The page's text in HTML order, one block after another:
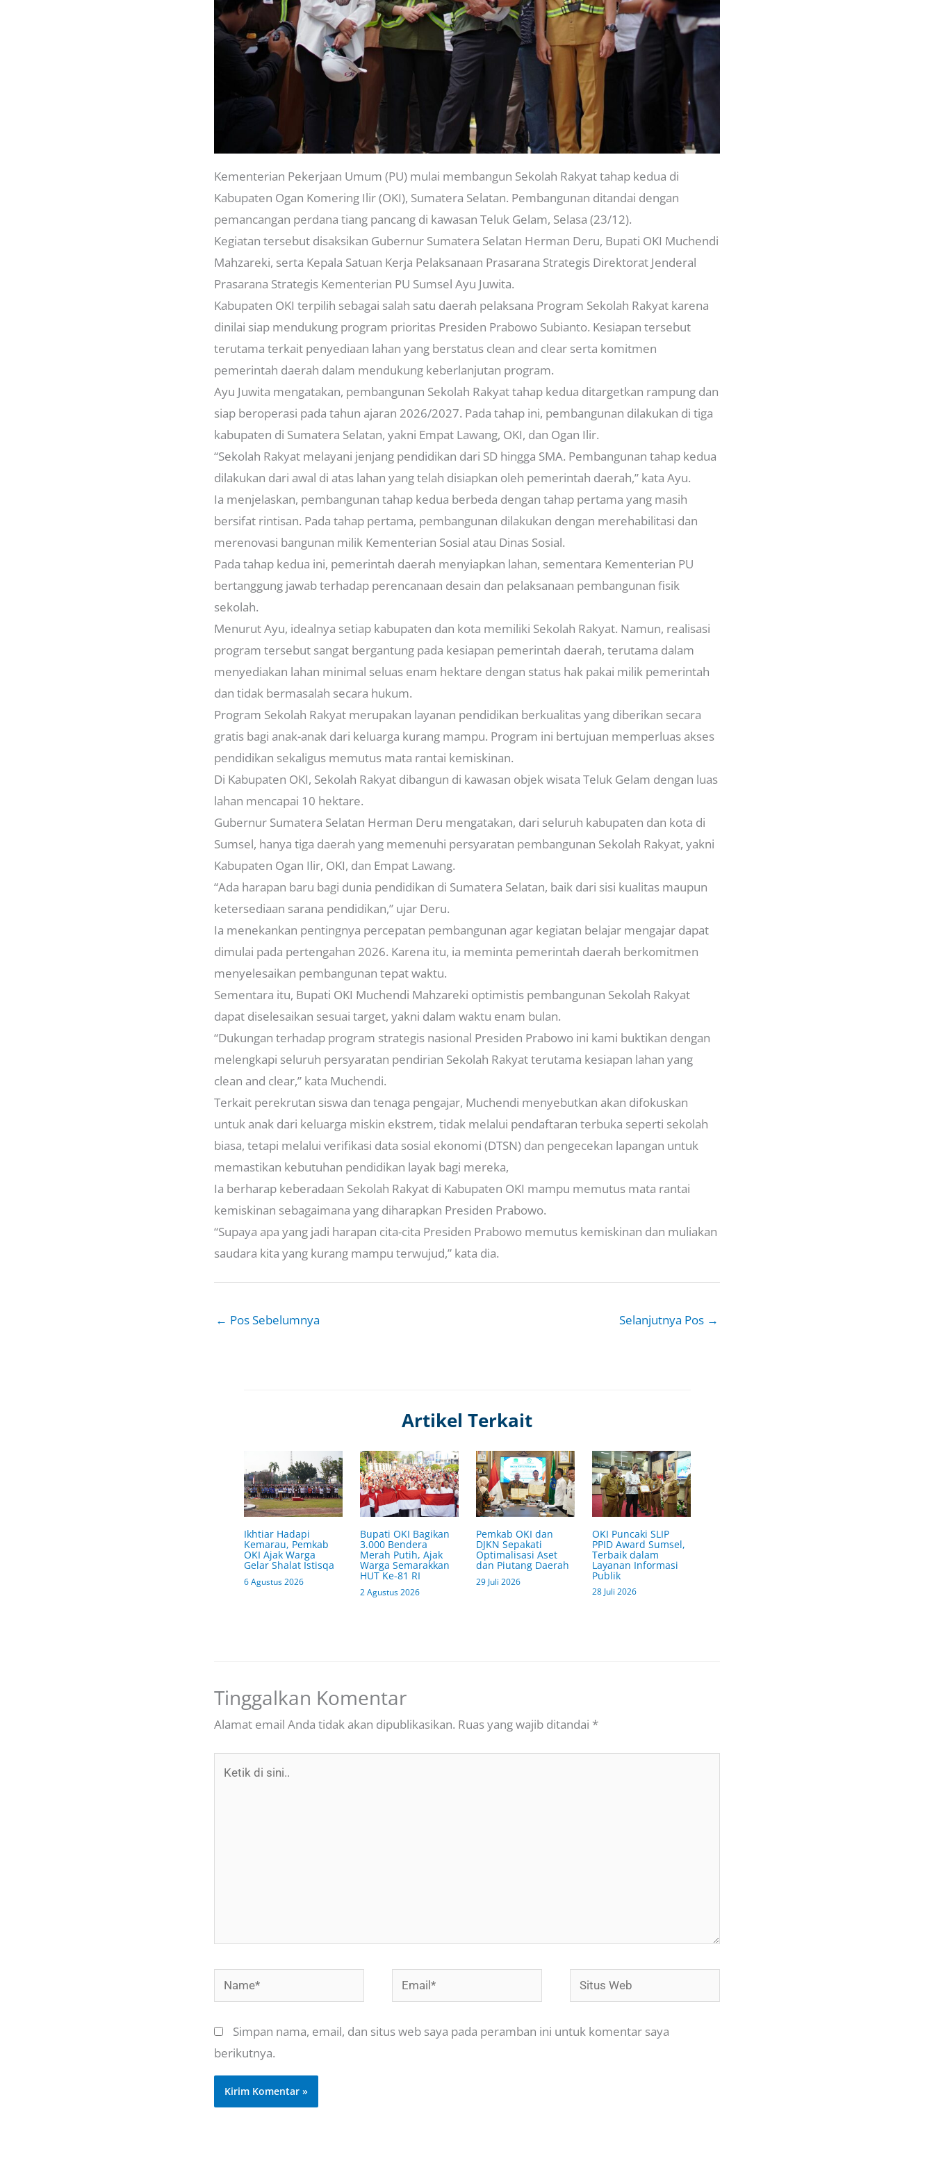
Kementerian Pekerjaan Umum (PU) mulai membangun Sekolah Rakyat tahap kedua di
Kabupaten Ogan Komering Ilir (OKI), Sumatera Selatan. Pembangunan ditandai dengan
pemancangan perdana tiang pancang di kawasan Teluk Gelam, Selasa (23/12).
Kegiatan tersebut disaksikan Gubernur Sumatera Selatan Herman Deru, Bupati OKI Muchendi
Mahzareki, serta Kepala Satuan Kerja Pelaksanaan Prasarana Strategis Direktorat Jenderal
Prasarana Strategis Kementerian PU Sumsel Ayu Juwita.
Kabupaten OKI terpilih sebagai salah satu daerah pelaksana Program Sekolah Rakyat karena
dinilai siap mendukung program prioritas Presiden Prabowo Subianto. Kesiapan tersebut
terutama terkait penyediaan lahan yang berstatus clean and clear serta komitmen
pemerintah daerah dalam mendukung keberlanjutan program.
Ayu Juwita mengatakan, pembangunan Sekolah Rakyat tahap kedua ditargetkan rampung dan
siap beroperasi pada tahun ajaran 2026/2027. Pada tahap ini, pembangunan dilakukan di tiga
kabupaten di Sumatera Selatan, yakni Empat Lawang, OKI, dan Ogan Ilir.
“Sekolah Rakyat melayani jenjang pendidikan dari SD hingga SMA. Pembangunan tahap kedua
dilakukan dari awal di atas lahan yang telah disiapkan oleh pemerintah daerah,” kata Ayu.
Ia menjelaskan, pembangunan tahap kedua berbeda dengan tahap pertama yang masih
bersifat rintisan. Pada tahap pertama, pembangunan dilakukan dengan merehabilitasi dan
merenovasi bangunan milik Kementerian Sosial atau Dinas Sosial.
Pada tahap kedua ini, pemerintah daerah menyiapkan lahan, sementara Kementerian PU
bertanggung jawab terhadap perencanaan desain dan pelaksanaan pembangunan fisik
sekolah.
Menurut Ayu, idealnya setiap kabupaten dan kota memiliki Sekolah Rakyat. Namun, realisasi
program tersebut sangat bergantung pada kesiapan pemerintah daerah, terutama dalam
menyediakan lahan minimal seluas enam hektare dengan status hak pakai milik pemerintah
dan tidak bermasalah secara hukum.
Program Sekolah Rakyat merupakan layanan pendidikan berkualitas yang diberikan secara
gratis bagi anak-anak dari keluarga kurang mampu. Program ini bertujuan memperluas akses
pendidikan sekaligus memutus mata rantai kemiskinan.
Di Kabupaten OKI, Sekolah Rakyat dibangun di kawasan objek wisata Teluk Gelam dengan luas
lahan mencapai 10 hektare.
Gubernur Sumatera Selatan Herman Deru mengatakan, dari seluruh kabupaten dan kota di
Sumsel, hanya tiga daerah yang memenuhi persyaratan pembangunan Sekolah Rakyat, yakni
Kabupaten Ogan Ilir, OKI, dan Empat Lawang.
“Ada harapan baru bagi dunia pendidikan di Sumatera Selatan, baik dari sisi kualitas maupun
ketersediaan sarana pendidikan,” ujar Deru.
Ia menekankan pentingnya percepatan pembangunan agar kegiatan belajar mengajar dapat
dimulai pada pertengahan 2026. Karena itu, ia meminta pemerintah daerah berkomitmen
menyelesaikan pembangunan tepat waktu.
Sementara itu, Bupati OKI Muchendi Mahzareki optimistis pembangunan Sekolah Rakyat
dapat diselesaikan sesuai target, yakni dalam waktu enam bulan.
“Dukungan terhadap program strategis nasional Presiden Prabowo ini kami buktikan dengan
melengkapi seluruh persyaratan pendirian Sekolah Rakyat terutama kesiapan lahan yang
clean and clear,” kata Muchendi.
Terkait perekrutan siswa dan tenaga pengajar, Muchendi menyebutkan akan difokuskan
untuk anak dari keluarga miskin ekstrem, tidak melalui pendaftaran terbuka seperti sekolah
biasa, tetapi melalui verifikasi data sosial ekonomi (DTSN) dan pengecekan lapangan untuk
memastikan kebutuhan pendidikan layak bagi mereka,
Ia berharap keberadaan Sekolah Rakyat di Kabupaten OKI mampu memutus mata rantai
kemiskinan sebagaimana yang diharapkan Presiden Prabowo.
“Supaya apa yang jadi harapan cita-cita Presiden Prabowo memutus kemiskinan dan muliakan
saudara kita yang kurang mampu terwujud,” kata dia.
← Pos Sebelumnya Selanjutnya Pos →
Artikel Terkait
Ikhtiar Hadapi
Kemarau, Pemkab
OKI Ajak Warga
Gelar Shalat Istisqa
6 Agustus 2026
Bupati OKI Bagikan
3.000 Bendera
Merah Putih, Ajak
Warga Semarakkan
HUT Ke-81 RI
2 Agustus 2026
Pemkab OKI dan
DJKN Sepakati
Optimalisasi Aset
dan Piutang Daerah
29 Juli 2026
OKI Puncaki SLIP
PPID Award Sumsel,
Terbaik dalam
Layanan Informasi
Publik
28 Juli 2026
Tinggalkan Komentar
Alamat email Anda tidak akan dipublikasikan. Ruas yang wajib ditandai *
Name* Email*
Situs
Web
Simpan nama, email, dan situs web saya pada peramban ini untuk komentar saya
berikutnya.